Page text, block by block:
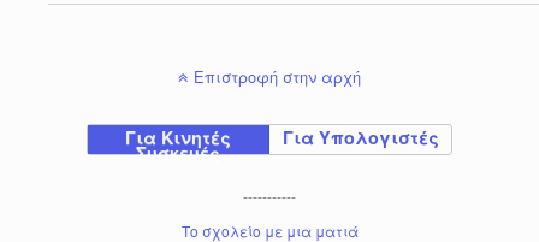
Επιστροφή στην αρχή
Για Κινητές
Συσκευές
Για Υπολογιστές
-----------
Το σχολείο με μια ματιά